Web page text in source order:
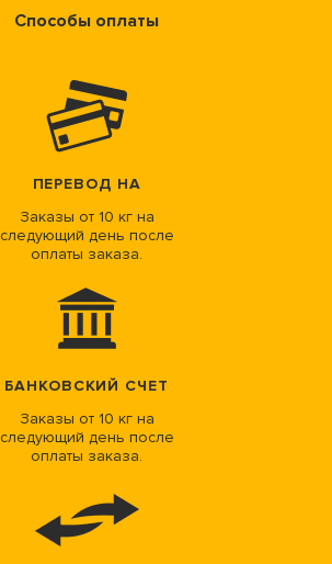
Способы оплаты
ПЕРЕВОД НА
Заказы от 10 кг на
следующий день после
оплаты заказа.
БАНКОВСКИЙ СЧЕТ
Заказы от 10 кг на
следующий день после
оплаты заказа.